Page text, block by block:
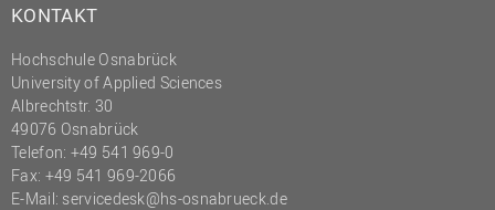
Personalrat
Präsidialbüro
Professional School
Projekte des Präsidiums
Projektmanagement Office
(PMO)
KONTAKT
Hochschule Osnabrück
University of Applied Sciences
Albrechtstr. 30
49076 Osnabrück
Telefon: +49 541 969-0
Fax: +49 541 969-2066
E-Mail: servicedesk@hs-osnabrueck.de